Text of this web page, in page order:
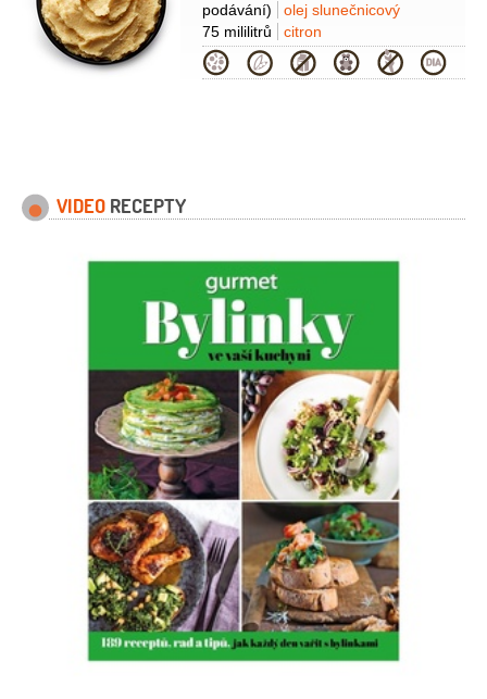
podávání)
olej slunečnicový
75 mililitrů
citron
1 kus
sůl pepř olej olivový
podávání)
zelenina(čerstvá k
Kategorie
VIDEO RECEPTY